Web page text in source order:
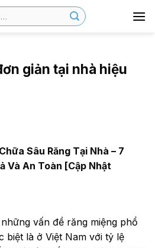
giản tại nhà hiệu
Sâu Răng Tại Nhà – 7
Và An Toàn [Cập Nhật
vấn đề răng miệng phổ
biệt là ở Việt Nam với tỷ lệ